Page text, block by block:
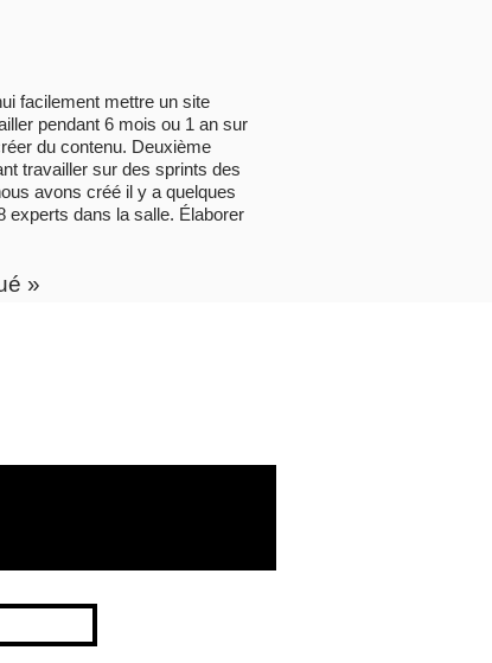
facilement mettre un site
pendant 6 mois ou 1 an sur
du contenu. Deuxième
travailler sur des sprints des
avons créé il y a quelques
experts dans la salle. Élaborer
»